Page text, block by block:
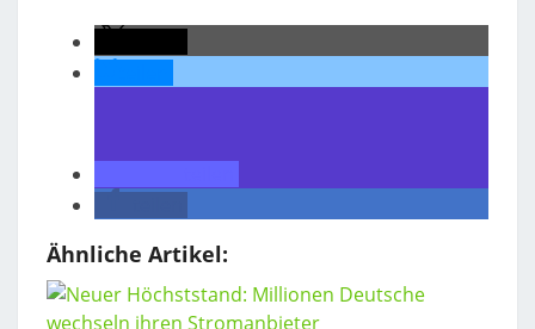
Ähnliche Artikel: